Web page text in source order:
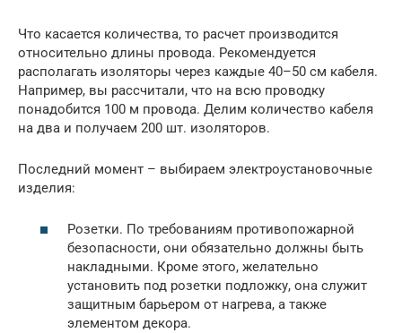
Что касается количества, то расчет производится
относительно длины провода. Рекомендуется
располагать изоляторы через каждые 40–50 см кабеля.
Например, вы рассчитали, что на всю проводку
понадобится 100 м провода. Делим количество кабеля
на два и получаем 200 шт. изоляторов.
Последний момент – выбираем электроустановочные
изделия:
Розетки. По требованиям противопожарной
безопасности, они обязательно должны быть
накладными. Кроме этого, желательно
установить под розетки подложку, она служит
защитным барьером от нагрева, а также
элементом декора.